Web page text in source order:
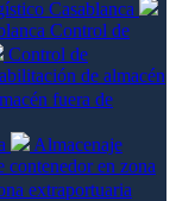
Casablanca
Control de
Control de
de almacén
fuera de
Almacenaje
contenedor en zona
extraportuaria